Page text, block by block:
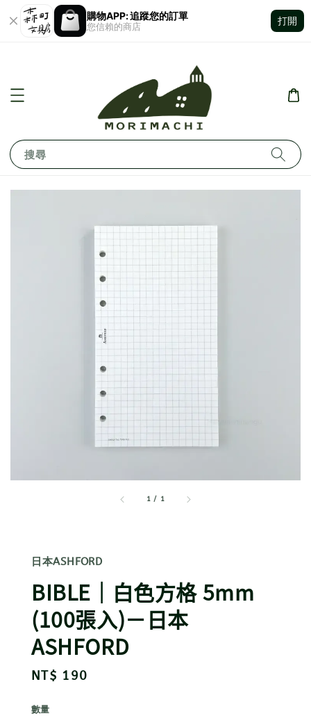
購物APP: 追蹤您的訂單
您信賴的商店
打開
搜尋
1 / 1
日本ASHFORD
BIBLE｜白色方格 5mm
(100張入)－日本
ASHFORD
Regular
NT$ 190
數量